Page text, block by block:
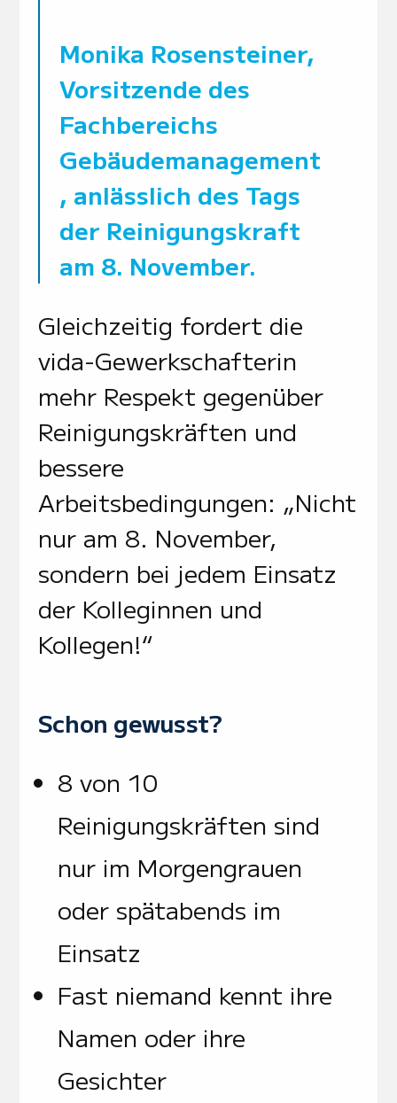
Monika Rosensteiner,
Vorsitzende des
Fachbereichs
Gebäudemanagement
, anlässlich des Tags
der Reinigungskraft
am 8. November.
Gleichzeitig fordert die
vida-Gewerkschafterin
mehr Respekt gegenüber
Reinigungskräften und
bessere
Arbeitsbedingungen: „Nicht
nur am 8. November,
sondern bei jedem Einsatz
der Kolleginnen und
Kollegen!“
Schon gewusst?
8 von 10
Reinigungskräften sind
nur im Morgengrauen
oder spätabends im
Einsatz
Fast niemand kennt ihre
Namen oder ihre
Gesichter